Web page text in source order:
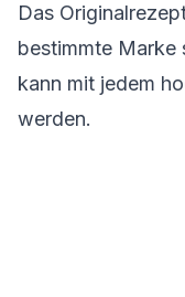
Das
bestimmte Marke
kann mit jedem
werden.